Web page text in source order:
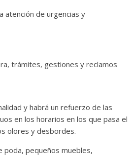
atención de urgencias y
trámites, gestiones y reclamos
y habrá un refuerzo de las
en los horarios en los que pasa el
olores y desbordes.
pequeños muebles,